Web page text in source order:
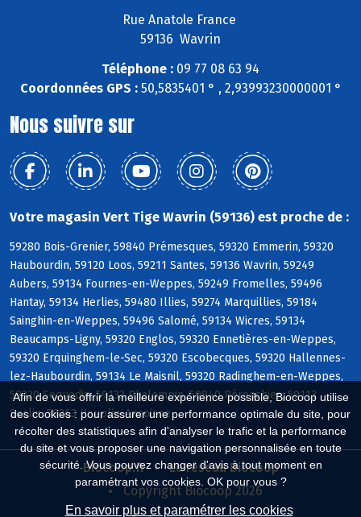
Afin de vous offrir la meilleure expérience possible, Biocoop utilise
des cookies : pour assurer une performance optimale du site, pour
récolter des statistiques afin d'analyser le trafic et la performance
du site et vous proposer une navigation personnalisée en toute
sécurité. Vous pouvez changer d'avis à tout moment en
paramétrant vos cookies. OK pour vous ?
En savoir plus et paramétrer les cookies
Rue Anatole France
59136 Wavrin
Téléphone : 09 77 08 63 94
Coordonnées GPS :50,5835401 ° , 2,93993230000001 °
Nous suivre sur
Votre magasin Vert Tige Wavrin (59136) est proche de :
59280 Bois-Grenier, 59840 Prémesques, 59320 Emmerin, 59320
Haubourdin, 59120 Loos, 59211 Santes, 59136 Wavrin, 59249
Aubers, 59134 Fournes-en-Weppes, 59249 Fromelles, 59496
Hantay, 59134 Herlies, 59480 Illies, 59274 Marquillies, 59184
Sainghin-en-Weppes, 59496 Salomé, 59134 Wicres, 59134
Beaucamps-Ligny, 59320 Englos, 59320 Ennetières-en-Weppes,
59320 Erquinghem-le-Sec, 59320 Escobecques, 59320 Hallennes-
lez-Haubourdin, 59134 Le Maisnil, 59320 Radinghem-en-Weppes,
59320 Sequedin, 59133 Phalempin, 59840 Pérenchies, 59113
Seclin, 59263 Houplin-Ancoisne
Biocoop.fr
Le réseau Biocoop
Copyright Biocoop 2026